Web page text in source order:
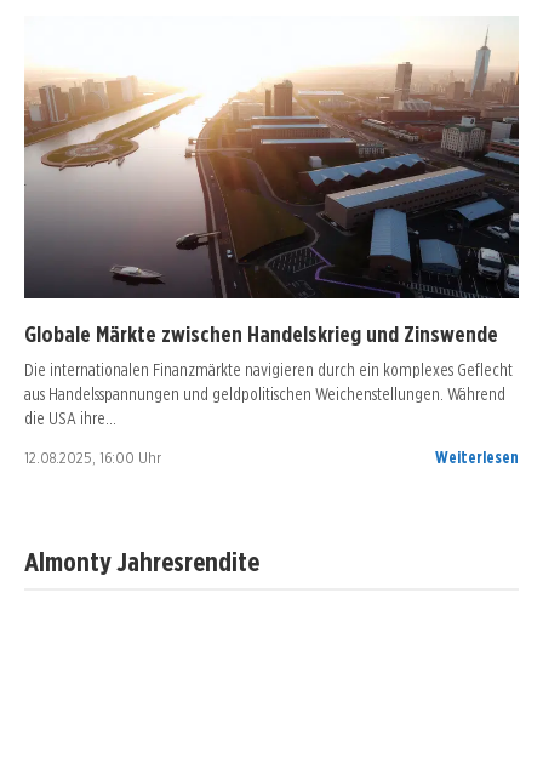
Globale Märkte zwischen Handelskrieg und Zinswende
Die internationalen Finanzmärkte navigieren durch ein komplexes Geflecht
aus Handelsspannungen und geldpolitischen Weichenstellungen. Während
die USA ihre…
12.08.2025, 16:00 Uhr Weiterlesen
Almonty Jahresrendite